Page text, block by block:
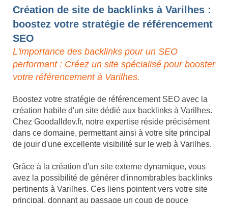
Création de site de backlinks à Varilhes :
boostez votre stratégie de référencement
SEO
L'importance des backlinks pour un SEO
performant : Créez un site spécialisé pour booster
votre référencement à Varilhes.
Boostez votre stratégie de référencement SEO avec la
création habile d'un site dédié aux backlinks à Varilhes.
Chez Goodalldev.fr, notre expertise réside précisément
dans ce domaine, permettant ainsi à votre site principal
de jouir d'une excellente visibilité sur le web à Varilhes.
Grâce à la création d'un site externe dynamique, vous
avez la possibilité de générer d'innombrables backlinks
pertinents à Varilhes. Ces liens pointent vers votre site
principal, donnant au passage un coup de pouce